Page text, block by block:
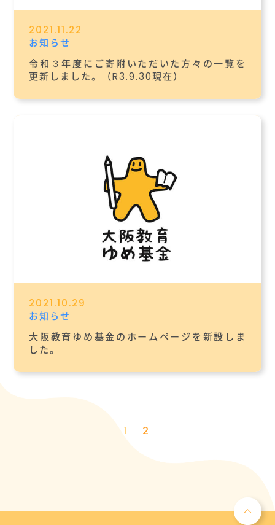
2021.11.22
お知らせ
令和３年度にご寄附いただいた方々の一覧を
更新しました。（R3.9.30現在）
2021.10.29
お知らせ
大阪教育ゆめ基金のホームページを新設しま
した。
1 2